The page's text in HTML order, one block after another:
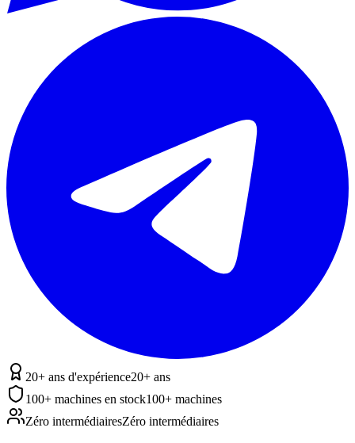
20+ ans d'expérience20+ ans
100+ machines en stock100+ machines
Zéro intermédiairesZéro intermédiaires